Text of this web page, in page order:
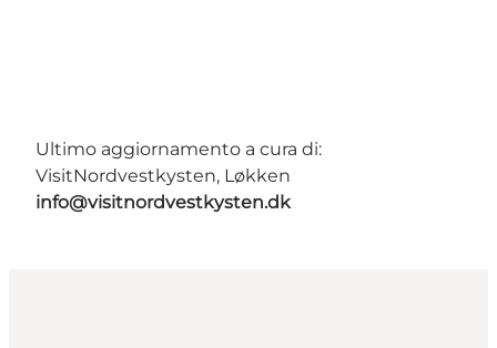
Ultimo aggiornamento a cura di:
VisitNordvestkysten, Løkken
info@visitnordvestkysten.dk